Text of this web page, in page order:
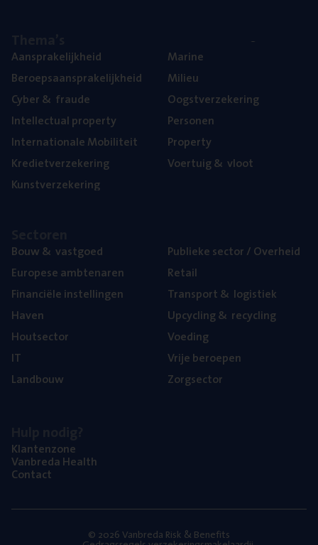
Aan­spra­ke­lijk­heid
Beroeps­aan­spra­ke­lijk­heid
Cyber& fraude
Intel­lec­tu­al property
Inter­na­ti­o­na­le Mobiliteit
Kre­diet­ver­ze­ke­ring
Kunst­ver­ze­ke­ring
Mari­ne
Mili­eu
Oogst­ver­ze­ke­ring
Per­so­nen
Pro­per­ty
Voer­tuig& vloot
Bouw& vastgoed
Euro­pe­se ambtenaren
Finan­ci­ë­le instellingen
Haven
Hout­sec­tor
IT
Land­bouw
Publie­ke sec­tor / Overheid
Retail
Trans­port& logistiek
Upcy­cling& recycling
Voe­ding
Vrije beroe­pen
Zorg­sec­tor
Klan­ten­zo­ne
Van­b­re­da Health
Con­tact
© 2026 Vanbreda Risk & Benefits